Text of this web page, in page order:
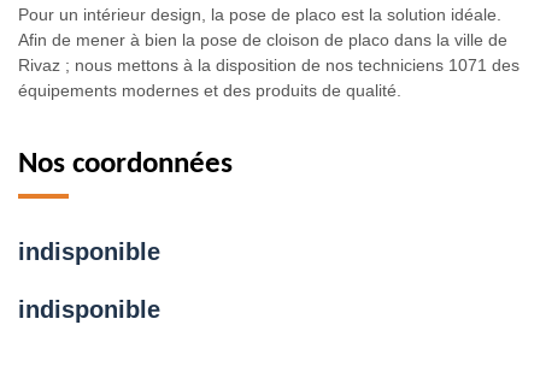
Pour un intérieur design, la pose de placo est la solution idéale.
Afin de mener à bien la pose de cloison de placo dans la ville de
Rivaz ; nous mettons à la disposition de nos techniciens 1071 des
équipements modernes et des produits de qualité.
Nos coordonnées
indisponible
indisponible